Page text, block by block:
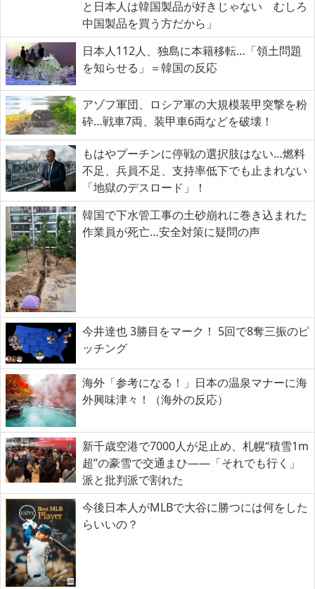
と日本人は韓国製品が好きじゃない むしろ
中国製品を買う方だから」
日本人112人、独島に本籍移転…「領土問題
を知らせる」＝韓国の反応
アゾフ軍団、ロシア軍の大規模装甲突撃を粉
砕…戦車7両、装甲車6両などを破壊！
もはやプーチンに停戦の選択肢はない…燃料
不足、兵員不足、支持率低下でも止まれない
「地獄のデスロード」！
韓国で下水管工事の土砂崩れに巻き込まれた
作業員が死亡…安全対策に疑問の声
今井達也 3勝目をマーク！ 5回で8奪三振のピ
ッチング
海外「参考になる！」日本の温泉マナーに海
外興味津々！（海外の反応）
新千歳空港で7000人が足止め、札幌“積雪1m
超”の豪雪で交通まひ――「それでも行く」
派と批判派で割れた
今後日本人がMLBで大谷に勝つには何をした
らいいの？